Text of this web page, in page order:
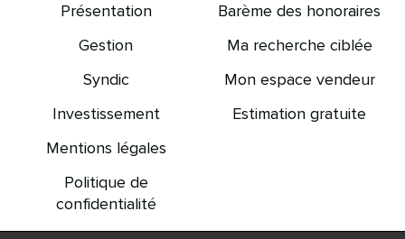
Présentation
Gestion
Syndic
Investissement
Mentions légales
Politique de
confidentialité
Barème des honoraires
Ma recherche ciblée
Mon espace vendeur
Estimation gratuite